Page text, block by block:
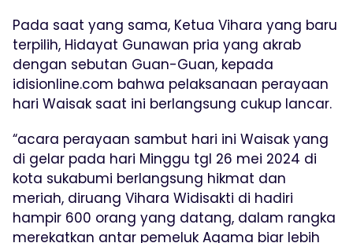
Pada saat yang sama, Ketua Vihara yang baru
terpilih, Hidayat Gunawan pria yang akrab
dengan sebutan Guan-Guan, kepada
idisionline.com bahwa pelaksanaan perayaan
hari Waisak saat ini berlangsung cukup lancar.
“acara perayaan sambut hari ini Waisak yang
di gelar pada hari Minggu tgl 26 mei 2024 di
kota sukabumi berlangsung hikmat dan
meriah, diruang Vihara Widisakti di hadiri
hampir 600 orang yang datang, dalam rangka
merekatkan antar pemeluk Agama biar lebih